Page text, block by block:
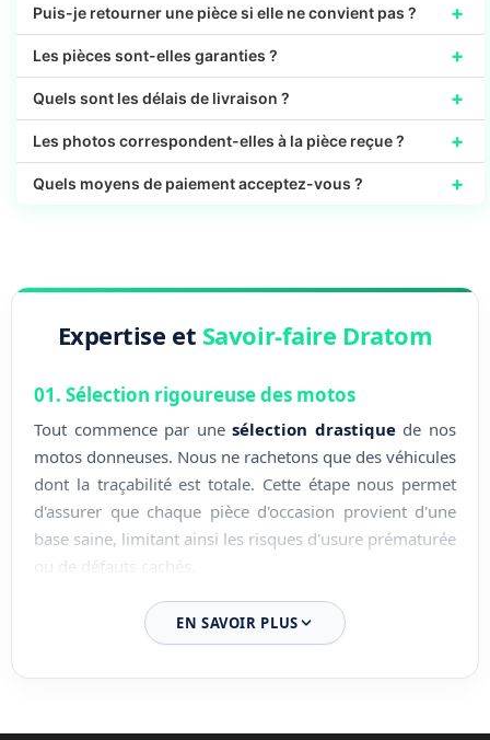
Puis-je retourner une pièce si elle ne convient pas ? +
Les pièces sont-elles garanties ? +
Quels sont les délais de livraison ? +
Les photos correspondent-elles à la pièce reçue ? +
Quels moyens de paiement acceptez-vous ? +
Expertise et Savoir-faire Dratom
01. Sélection rigoureuse des motos
Tout commence par unesélection drastiquede nos
motos donneuses. Nous ne rachetons que des véhicules
dont la traçabilité est totale. Cette étape nous permet
d'assurer que chaque pièce d'occasion provient d'une
base saine, limitant ainsi les risques d'usure prématurée
ou de défauts cachés.
02. Démontage expert en atelier
spécialisés au sein de nos locaux en Loire-Atlantique.
EN SAVOIR PLUS